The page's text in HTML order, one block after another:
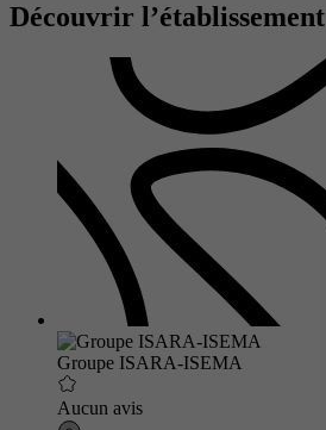
Découvrir l’établissement
Groupe ISARA-ISEMA
Aucun avis